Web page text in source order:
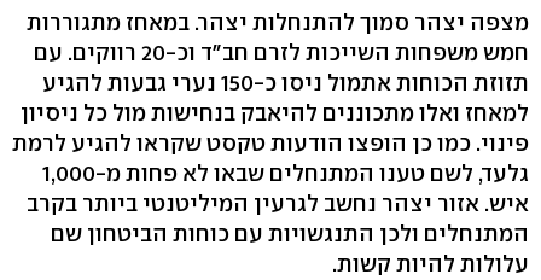
מצפה יצהר סמוך להתנחלות יצהר. במאחז מתגוררות
חמש משפחות השייכות לזרם חב"ד וכ-20 רווקים. עם
תזוזת הכוחות אתמול ניסו כ-150 נערי גבעות להגיע
למאחז ואלו מתכוננים להיאבק בנחישות מול כל ניסיון
פינוי. כמו כן הופצו הודעות טקסט שקראו להגיע לרמת
גלעד, לשם טענו המתנחלים שבאו לא פחות מ-1,000
איש. אזור יצהר נחשב לגרעין המיליטנטי ביותר בקרב
המתנחלים ולכן התנגשויות עם כוחות הביטחון שם
עלולות להיות קשות.